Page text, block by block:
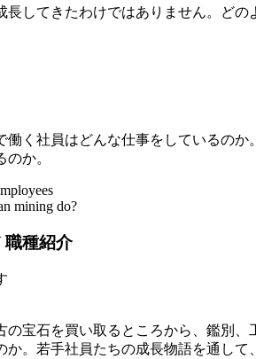
長してきたわけではありません。ど
か。
mining do?
職種紹介
の宝石を買い取るところから、鑑別
か。若手社員たちの成長物語を通して